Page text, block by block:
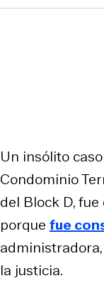
Un insólito
Condominio
del Block D,
porque fue
la justicia.